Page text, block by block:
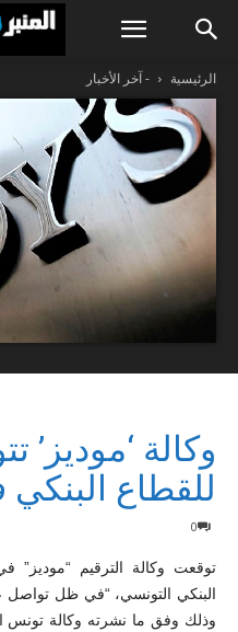
الرئيسية - آخر الأخبار
وكالة ‘موديز’
للقطاع
0
توقعت وكالة الترقيم “موديز”
البنكي التونسي، “في ظل تواصل
وذلك وفق ما نشرته وكالة تونس